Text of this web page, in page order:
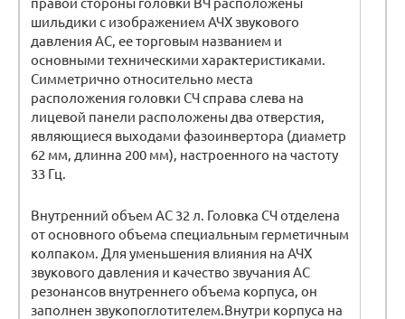
шильдики с изображением АЧХ звукового
давления АС, ее торговым названием и
основными техническими характеристиками.
Симметрично относительно места
расположения головки СЧ справа слева на
лицевой панели расположены два отверстия,
являющиеся выходами фазоинвертора (диаметр
62 мм, длинна 200 мм), настроенного на частоту
33 Гц.
Внутренний объем АС 32 л. Головка СЧ отделена
от основного объема специальным герметичным
колпаком. Для уменьшения влияния на АЧХ
звукового давления и качество звучания АС
резонансов внутреннего объема корпуса, он
заполнен звукопоглотителем.Внутри корпуса на